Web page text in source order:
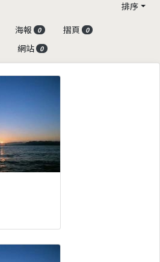
排序
海報 0 摺頁 0
網站 0